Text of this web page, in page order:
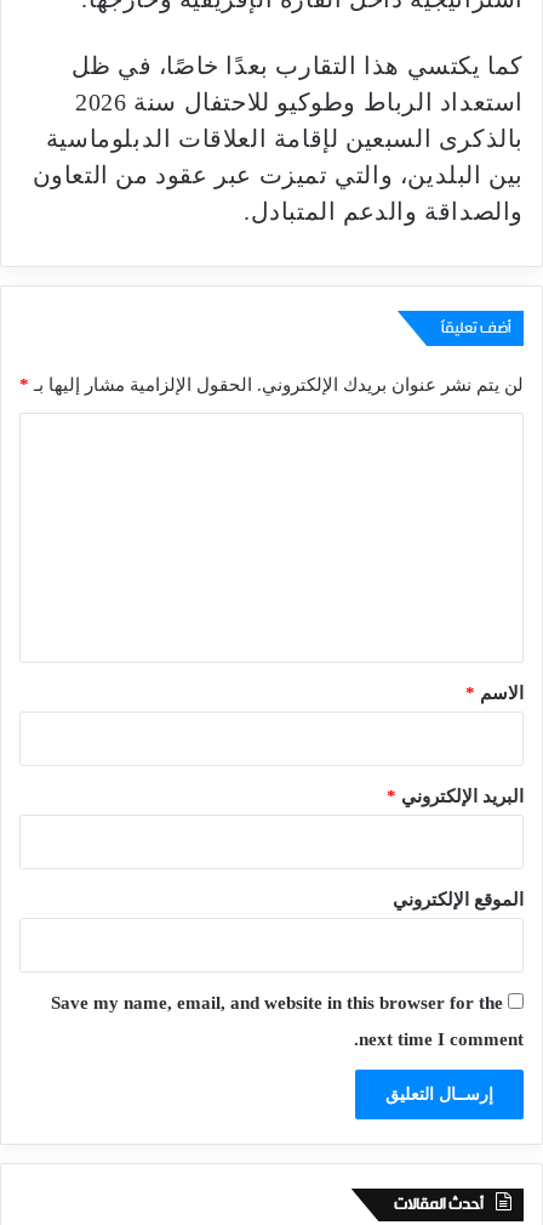
كما يكتسي هذا التقارب بعدًا خاصًا، في ظل
استعداد الرباط وطوكيو للاحتفال سنة 2026
بالذكرى السبعين لإقامة العلاقات الدبلوماسية
بين البلدين، والتي تميزت عبر عقود من التعاون
والصداقة والدعم المتبادل.
أضف تعليقاً
لن يتم نشر عنوان بريدك الإلكتروني. الحقول الإلزامية مشار إليها بـ *
*الاسم *
البريد الإلكتروني *
الموقع الإلكتروني
Save my name, email, and website in this browser for the
next time I comment.
أحدث المقالات